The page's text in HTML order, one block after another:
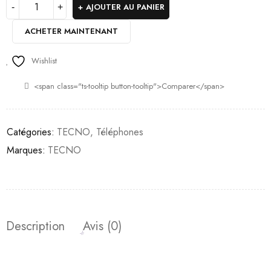
AJOUTER AU PANIER
ACHETER MAINTENANT
Wishlist
<span class="ts-tooltip button-tooltip">Comparer</span>
Catégories: TECNO, Téléphones
Marques: TECNO
Description Avis (0)